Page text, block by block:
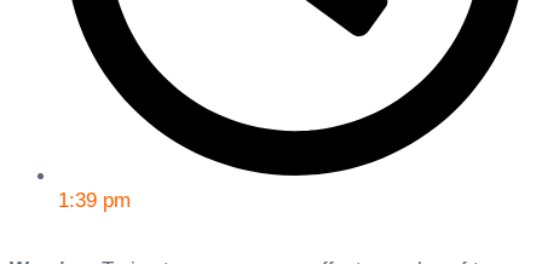
1:39 pm